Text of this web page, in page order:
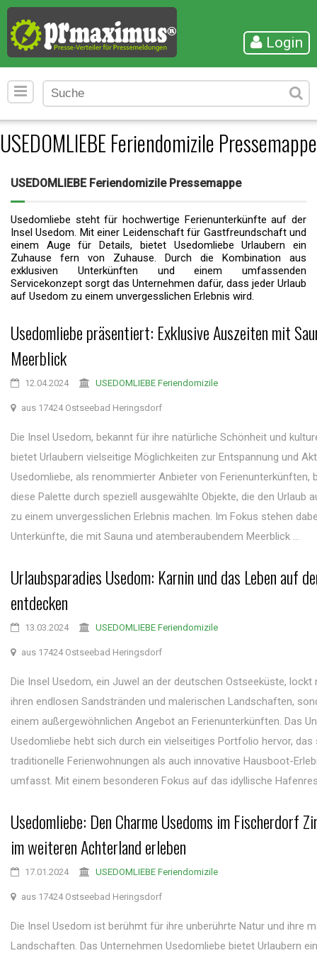
Login
USEDOMLIEBE Feriendomizile Pressemappe
USEDOMLIEBE Feriendomizile Pressemappe
Usedomliebe steht für hochwertige Ferienunterkünfte auf der
Insel Usedom. Mit einer Leidenschaft für Gastfreundschaft und
einem Auge für Details, bietet Usedomliebe Urlaubern ein
Zuhause fern von Zuhause. Durch die Kombination aus
exklusiven Unterkünften und einem umfassenden
Servicekonzept sorgt das Unternehmen dafür, dass jeder Urlaub
auf Usedom zu einem unvergesslichen Erlebnis wird.
Usedomliebe präsentiert: Exklusive Auszeiten mit
Meerblick
12.04.2024 USEDOMLIEBE Feriendomizile
aus 17424 Ostseebad Heringsdorf
Die Insel Usedom, bekannt für ihre natürliche Schönheit und
bietet Urlaubern vielseitige Möglichkeiten zur Entspannung und
Usedomliebe, als renommierter Anbieter von Ferienunterkünften,
diese Palette durch speziell ausgewählte Objekte, die den Urlaub
zu einem unvergesslichen Erlebnis machen. Im Fokus stehen
Unterkünfte, die mit Sauna und atemberaubendem Meerblick ...
Urlaubsparadies Usedom: Karnin und das Leben auf
entdecken
13.03.2024 USEDOMLIEBE Feriendomizile
aus 17424 Ostseebad Heringsdorf
Die Insel Usedom, ein Juwel an der deutschen Ostseeküste, lockt
ihren endlosen Sandstränden und malerischen Landschaften,
einem außergewöhnlichen Angebot an Ferienunterkünften. Das
Usedomliebe hebt sich durch ein vielseitiges Portfolio hervor, das
traditionelle Ferienwohnungen als auch innovative Hausboot-
umfasst. Mit einem besonderen Fokus auf das idyllische
Usedomliebe: Den Charme Usedoms im Fischerdorf
im weiteren Achterland erleben
17.01.2024 USEDOMLIEBE Feriendomizile
aus 17424 Ostseebad Heringsdorf
Die Insel Usedom ist berühmt für ihre unberührte Natur und ihre
Landschaften. Das Unternehmen Usedomliebe bietet Urlaubern